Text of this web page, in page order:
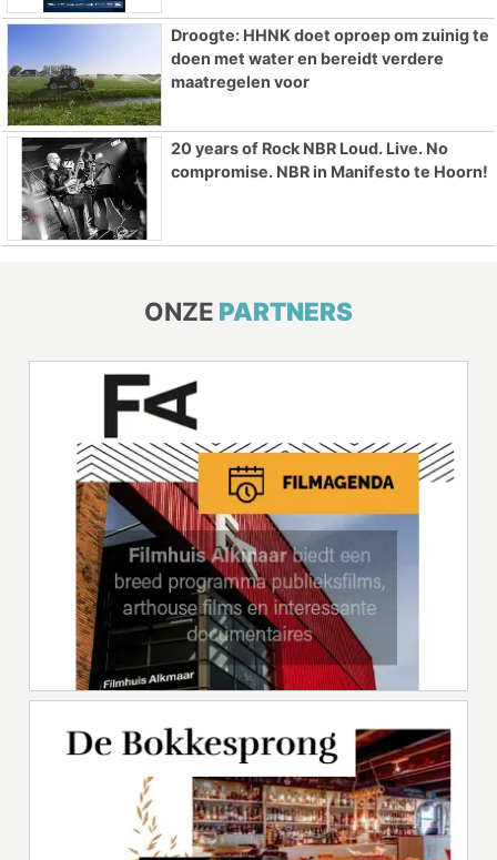
Droogte: HHNK doet oproep om zuinig te
doen met water en bereidt verdere
maatregelen voor
20 years of Rock NBR Loud. Live. No
compromise. NBR in Manifesto te Hoorn!
ONZE PARTNERS